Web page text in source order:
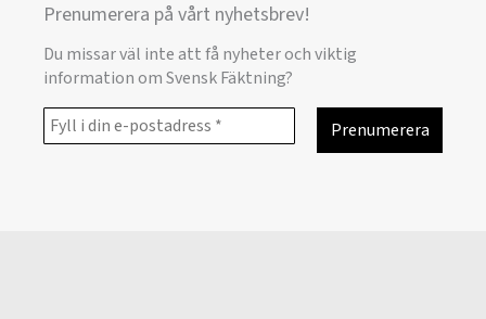
Prenumerera på vårt nyhetsbrev!
Du missar väl inte att få nyheter och viktig
information om Svensk Fäktning?